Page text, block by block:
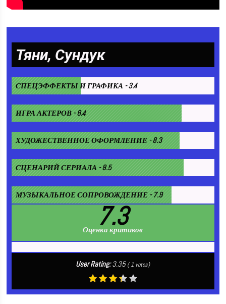
Тяни, Сундук
СПЕЦЭФФЕКТЫ И ГРАФИКА - 3.4
ИГРА АКТЕРОВ - 8.4
ХУДОЖЕСТВЕННОЕ ОФОРМЛЕНИЕ - 8.3
СЦЕНАРИЙ СЕРИАЛА - 8.5
МУЗЫКАЛЬНОЕ СОПРОВОЖДЕНИЕ - 7.9
7.3
Оценка критиков
User Rating:3.35 (1 votes)